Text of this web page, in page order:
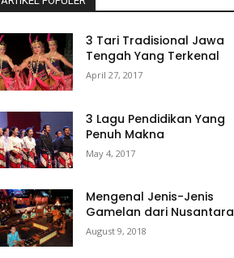
3 Tari Tradisional Jawa
Tengah Yang Terkenal
April 27, 2017
3 Lagu Pendidikan Yang
Penuh Makna
May 4, 2017
Mengenal Jenis-Jenis
Gamelan dari Nusantara
August 9, 2018